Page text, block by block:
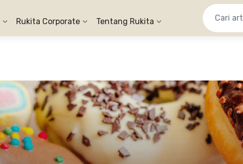
Rukita Corporate Tentang Rukita